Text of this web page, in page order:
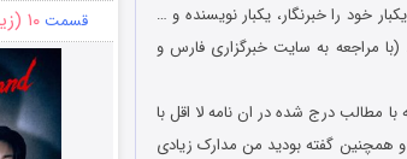
خود را خبرنگار، یکبار نویسنده و …
(با مراجعه به سایت خبرگزاری فارس و
با مطالب درج شده در ان نامه لا اقل با
گفته بودید من مدارک زیادی
قسمت۱۰ (زیرنویس)